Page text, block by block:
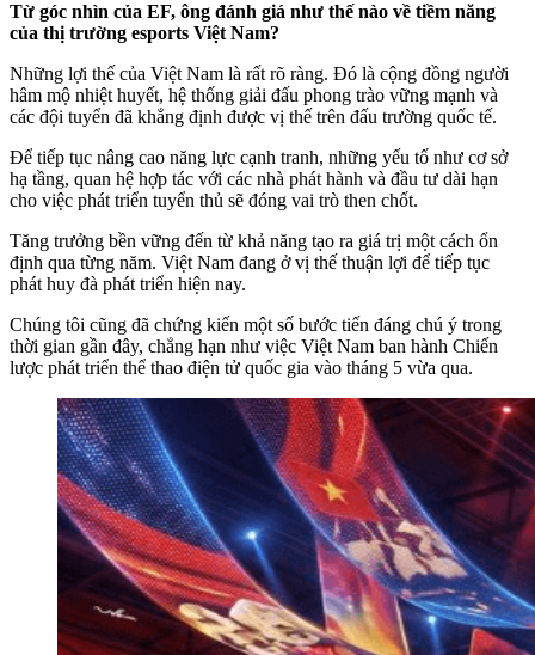
Từ góc nhìn của EF, ông đánh giá như thế nào về tiềm năng
của thị trường esports Việt Nam?
Những lợi thế của Việt Nam là rất rõ ràng. Đó là cộng đồng người
hâm mộ nhiệt huyết, hệ thống giải đấu phong trào vững mạnh và
các đội tuyển đã khẳng định được vị thế trên đấu trường quốc tế.
Để tiếp tục nâng cao năng lực cạnh tranh, những yếu tố như cơ sở
hạ tầng, quan hệ hợp tác với các nhà phát hành và đầu tư dài hạn
cho việc phát triển tuyển thủ sẽ đóng vai trò then chốt.
Tăng trưởng bền vững đến từ khả năng tạo ra giá trị một cách ổn
định qua từng năm. Việt Nam đang ở vị thế thuận lợi để tiếp tục
phát huy đà phát triển hiện nay.
Chúng tôi cũng đã chứng kiến một số bước tiến đáng chú ý trong
thời gian gần đây, chẳng hạn như việc Việt Nam ban hành Chiến
lược phát triển thể thao điện tử quốc gia vào tháng 5 vừa qua.